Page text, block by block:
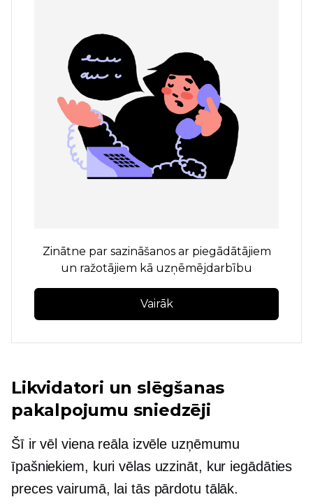
Zinātne par sazināšanos ar piegādātājiem
un ražotājiem kā uzņēmējdarbību
Vairāk
Likvidatori un slēgšanas
pakalpojumu sniedzēji
Šī ir vēl viena reāla izvēle uzņēmumu
īpašniekiem, kuri vēlas uzzināt, kur iegādāties
preces vairumā, lai tās pārdotu tālāk.